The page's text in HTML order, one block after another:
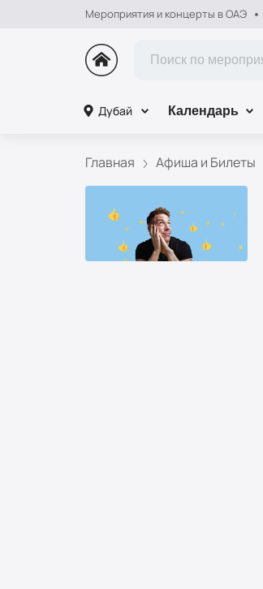
Мероприятия и концерты в ОАЭ
Дубай Календарь
Главная Афиша и Билеты